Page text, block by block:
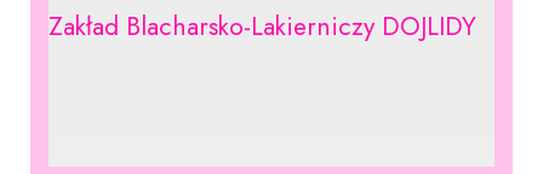
Zakład Blacharsko-Lakierniczy DOJLIDY